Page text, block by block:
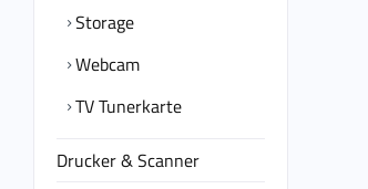
Storage
Webcam
TV Tunerkarte
Drucker & Scanner